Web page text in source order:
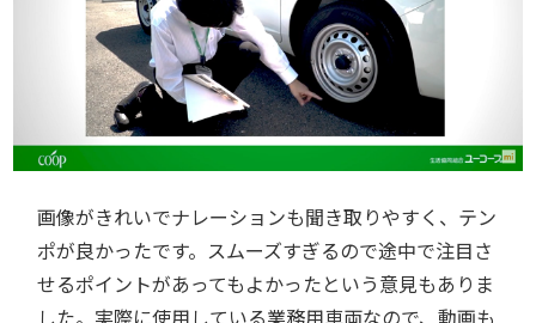
画像がきれいでナレーションも聞き取りやすく、テン
ポが良かったです。スムーズすぎるので途中で注目さ
せるポイントがあってもよかったという意見もありま
した。実際に使用している業務用車両なので、動画も